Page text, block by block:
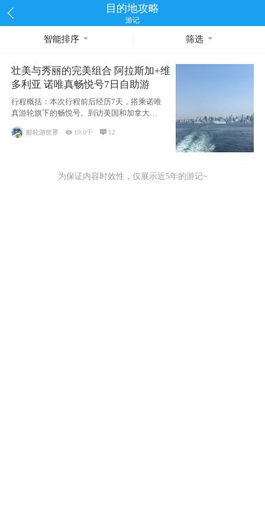
目的地攻略
游记
智能排序 筛选
壮美与秀丽的完美组合 阿拉斯加+维
多利亚 诺唯真畅悦号7日自助游
行程概括：本次行程前后经历7天，搭乘诺唯
真游轮旗下的畅悦号。到访美国和加拿大的4
个州/省：美国华盛顿州
邮轮游世界  10.0千  12
为保证内容时效性，仅展示近5年的游记~